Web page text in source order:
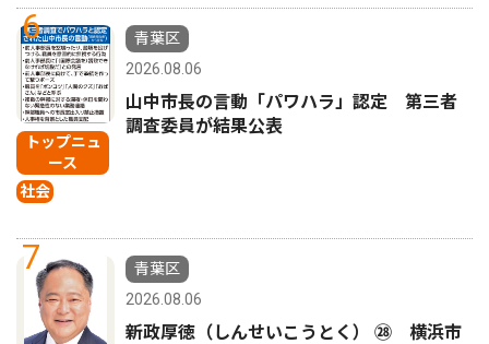
6
トップニュ
ース
社会
青葉区
2026.08.06
山中市長の言動「パワハラ」認定 第三者
調査委員が結果公表
7
青葉区
2026.08.06
新政厚徳（しんせいこうとく） ㉘ 横浜市